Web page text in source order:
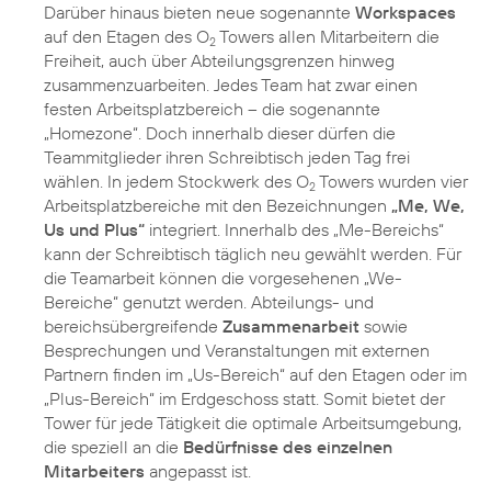
Darüber hinaus bieten neue sogenannte Workspaces
auf den Etagen des O2 Towers allen Mitarbeitern die
Freiheit, auch über Abteilungsgrenzen hinweg
zusammenzuarbeiten. Jedes Team hat zwar einen
festen Arbeitsplatzbereich – die sogenannte
„Homezone“. Doch innerhalb dieser dürfen die
Teammitglieder ihren Schreibtisch jeden Tag frei
wählen. In jedem Stockwerk des O2 Towers wurden vier
Arbeitsplatzbereiche mit den Bezeichnungen „Me, We,
Us und Plus“ integriert. Innerhalb des „Me-Bereichs“
kann der Schreibtisch täglich neu gewählt werden. Für
die Teamarbeit können die vorgesehenen „We-
Bereiche“ genutzt werden. Abteilungs- und
bereichsübergreifende Zusammenarbeit sowie
Besprechungen und Veranstaltungen mit externen
Partnern finden im „Us-Bereich“ auf den Etagen oder im
„Plus-Bereich“ im Erdgeschoss statt. Somit bietet der
Tower für jede Tätigkeit die optimale Arbeitsumgebung,
die speziell an die Bedürfnisse des einzelnen
Mitarbeiters angepasst ist.